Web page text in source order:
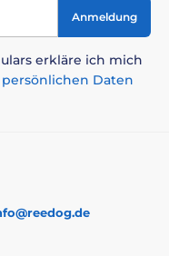
Anmeldung
erkläre ich mich
Daten